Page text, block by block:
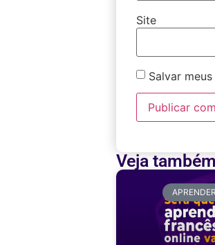
Site
Salvar
Veja também